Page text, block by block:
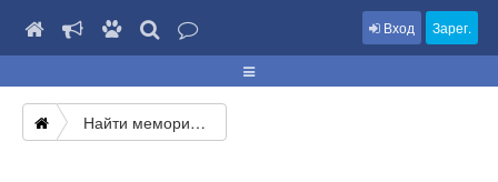
Вход Зарег.
Найти мемориал